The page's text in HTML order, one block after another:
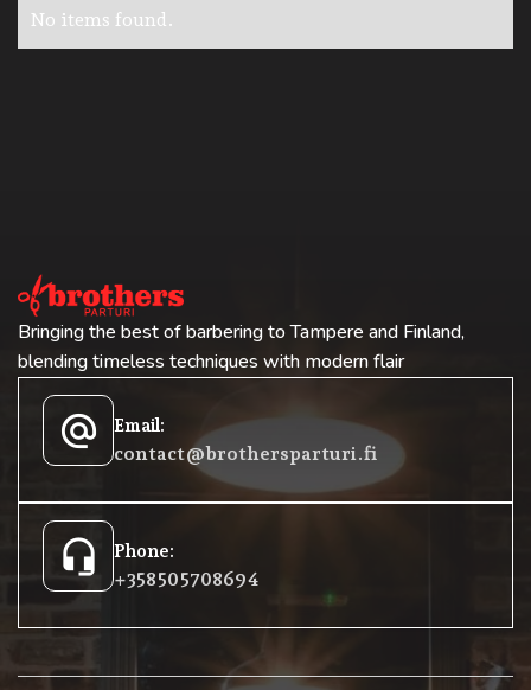
No items found.
Bringing the best of barbering to Tampere and Finland,
blending timeless techniques with modern flair
alternate_email Email:
contact@brothersparturi.fi
headset_mic Phone:
+358 50 5708694